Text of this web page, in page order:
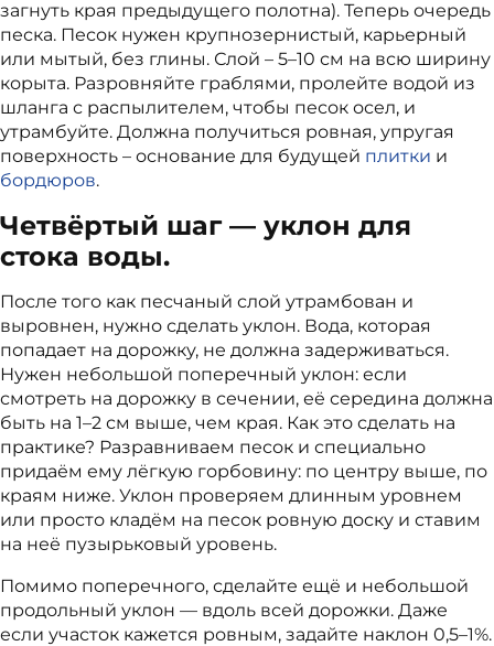
загнуть края предыдущего полотна). Теперь очередь
песка. Песок нужен крупнозернистый, карьерный
или мытый, без глины. Слой – 5–10 см на всю ширину
корыта. Разровняйте граблями, пролейте водой из
шланга с распылителем, чтобы песок осел, и
утрамбуйте. Должна получиться ровная, упругая
поверхность – основание для будущей плитки и
бордюров.
Четвёртый шаг — уклон для
стока воды.
После того как песчаный слой утрамбован и
выровнен, нужно сделать уклон. Вода, которая
попадает на дорожку, не должна задерживаться.
Нужен небольшой поперечный уклон: если
смотреть на дорожку в сечении, её середина должна
быть на 1–2 см выше, чем края. Как это сделать на
практике? Разравниваем песок и специально
придаём ему лёгкую горбовину: по центру выше, по
краям ниже. Уклон проверяем длинным уровнем
или просто кладём на песок ровную доску и ставим
на неё пузырьковый уровень.
Помимо поперечного, сделайте ещё и небольшой
продольный уклон — вдоль всей дорожки. Даже
если участок кажется ровным, задайте наклон 0,5–1%.